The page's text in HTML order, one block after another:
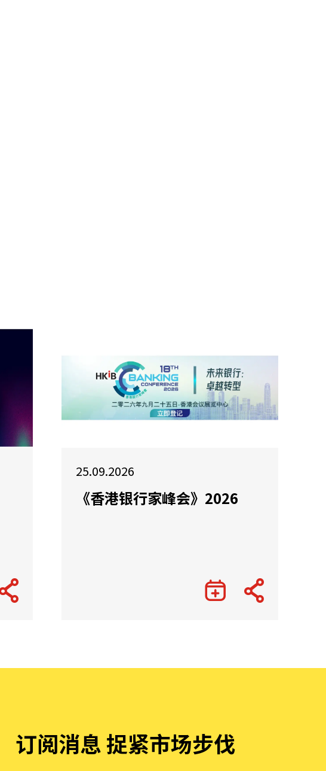
25.09.2026
《香港银行家峰会》2026
订阅消息 捉紧市场步伐